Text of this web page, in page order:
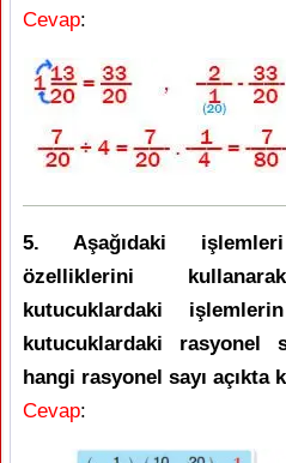
Cevap:
5. Aşağıdaki
özelliklerini
kutucuklardaki
kutucuklardaki rasyonel
hangi rasyonel sayı açıkta
Cevap: